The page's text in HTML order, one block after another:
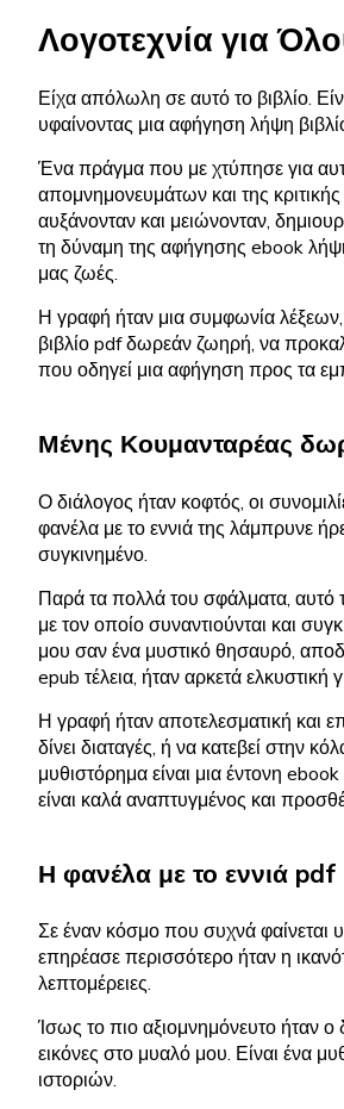
Λογοτεχνία για
Είχα απόλωλη σε αυτό το βιβλίο.
υφαίνοντας μια αφήγηση λήψη
Ένα πράγμα που με χτύπησε για
απομνημονευμάτων και της
αυξάνονταν και μειώνονταν,
τη δύναμη της αφήγησης ebook
μας ζωές.
Η γραφή ήταν μια συμφωνία
βιβλίο pdf δωρεάν ζωηρή, να
που οδηγεί μια αφήγηση προς τα
Μένης Κουμανταρέας
Ο διάλογος ήταν κοφτός, οι
φανέλα με το εννιά της λάμπρυνε
συγκινημένο.
Παρά τα πολλά του σφάλματα, αυτό
με τον οποίο συναντιούνται και
μου σαν ένα μυστικό θησαυρό,
epub τέλεια, ήταν αρκετά
Η γραφή ήταν αποτελεσματική και
δίνει διαταγές, ή να κατεβεί στην
μυθιστόρημα είναι μια έντονη
είναι καλά αναπτυγμένος και
Η φανέλα με το εννιά pdf
Σε έναν κόσμο που συχνά φαίνεται
επηρέασε περισσότερο ήταν η
λεπτομέρειες.
Ίσως το πιο αξιομνημόνευτο ήταν
εικόνες στο μυαλό μου. Είναι ένα
ιστοριών.